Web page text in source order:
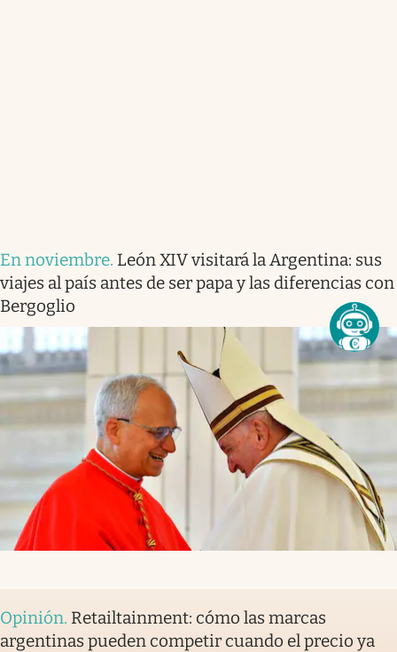
En noviembre. León XIV visitará la Argentina: sus
viajes al país antes de ser papa y las diferencias con
Bergoglio
Opinión. Retailtainment: cómo las marcas
argentinas pueden competir cuando el precio ya